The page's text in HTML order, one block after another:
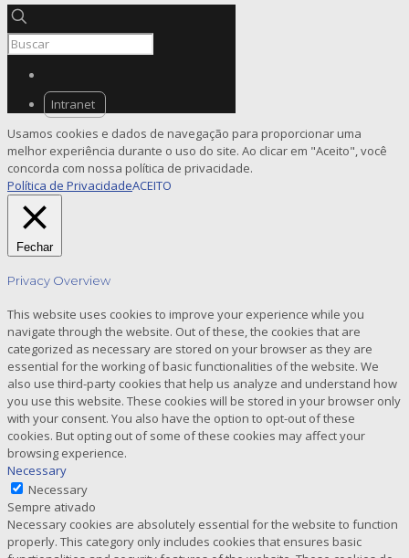
Intranet
Usamos cookies e dados de navegação para proporcionar uma
melhor experiência durante o uso do site. Ao clicar em "Aceito", você
concorda com nossa política de privacidade.
Política de PrivacidadeACEITO
Fechar
Privacy Overview
This website uses cookies to improve your experience while you
navigate through the website. Out of these, the cookies that are
categorized as necessary are stored on your browser as they are
essential for the working of basic functionalities of the website. We
also use third-party cookies that help us analyze and understand how
you use this website. These cookies will be stored in your browser only
with your consent. You also have the option to opt-out of these
cookies. But opting out of some of these cookies may affect your
browsing experience.
Necessary
Necessary
Sempre ativado
Necessary cookies are absolutely essential for the website to function
properly. This category only includes cookies that ensures basic